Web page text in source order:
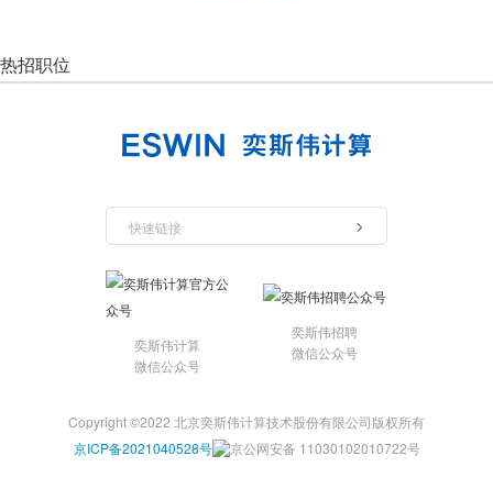
热招职位
快速链接
奕斯伟计算
微信公众号
奕斯伟招聘
微信公众号
Copyright ©2022 北京奕斯伟计算技术股份有限公司版权所有
京ICP备2021040528号
京公网安备 11030102010722号